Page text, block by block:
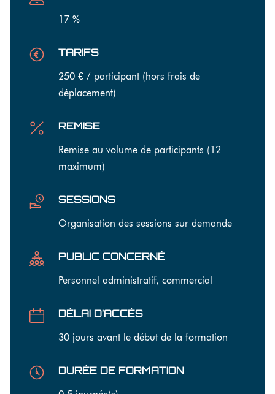
17 %
TARIFS
250 € / participant (hors frais de
déplacement)
REMISE
Remise au volume de participants (12
maximum)
SESSIONS
Organisation des sessions sur demande
PUBLIC CONCERNÉ
Personnel administratif, commercial
DÉLAI D’ACCÈS
30 jours avant le début de la formation
DURÉE DE FORMATION